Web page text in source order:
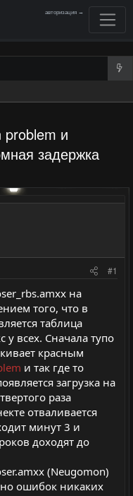
авторизация →
и
задержка
#1
на
того, что в
таблица
у всех. Сначала тупо
красным
и так где то
загрузка на
раза
отваливается
минут 3 и
доходят до
(Neugomon)
ошибок никаких